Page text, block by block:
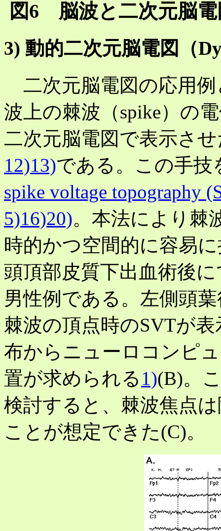
図6 脳波と二次元脳電
3) 動的二次元脳電図（
二次元脳電図の応用例
波上の棘波（spike）の
二次元脳電図で表示させ
12)13)である。この手技
spike voltage topography
5)16)20)。本法により棘
時的かつ空間的に容易
頭頂部皮質下出血術後
男性例である。左側頭
棘波の頂点時のSVTが
布からニューロコンピ
置が求められる 1)(B)。
検討すると、棘波焦点
ことが想定できた(C)。